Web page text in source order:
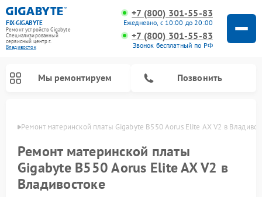
FIX-GIGABYTE
Ремонт устройств Gigabyte
Специализированный
cервисный центр г.
Владивосток
+7 (800) 301-55-83
Ежедневно, с 10:00 до 20:00
+7 (800) 301-55-83
Звонок бесплатный по РФ
Мы ремонтируем Позвонить
Ремонт материнской платы Gigabyte B550 Aorus Elite AX V2 в
Ремонт материнской платы
Gigabyte B550 Aorus Elite AX V2 в
Владивостоке